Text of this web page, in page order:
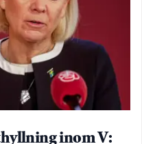
inom V: